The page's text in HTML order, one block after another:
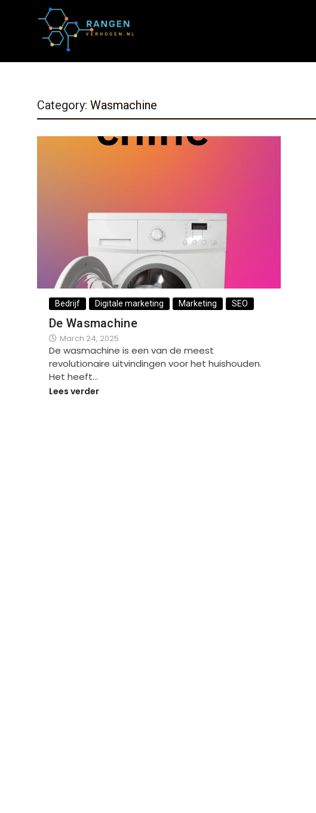
Category: Wasmachine
Bedrijf Digitale marketing Marketing SEO
De Wasmachine
March 24, 2025
De wasmachine is een van de meest
revolutionaire uitvindingen voor het huishouden.
Het heeft…
Lees verder